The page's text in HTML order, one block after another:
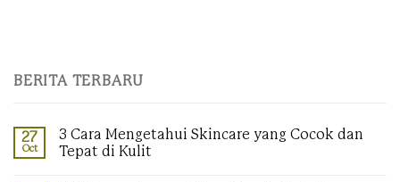
BERITA TERBARU
27
Oct
3 Cara Mengetahui Skincare yang Cocok dan
Tepat di Kulit